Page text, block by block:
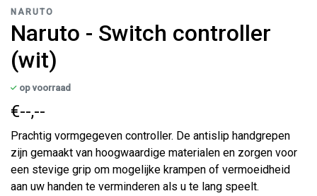
NARUTO
Naruto - Switch controller
(wit)
op voorraad
€--,--
Prachtig vormgegeven controller. De antislip handgrepen
zijn gemaakt van hoogwaardige materialen en zorgen voor
een stevige grip om mogelijke krampen of vermoeidheid
aan uw handen te verminderen als u te lang speelt.